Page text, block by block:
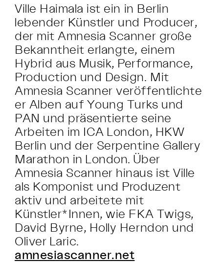
Ville Haimala ist ein in Berlin
lebender Künstler und Producer,
der mit Amnesia Scanner große
Bekanntheit erlangte, einem
Hybrid aus Musik, Performance,
Production und Design. Mit
Amnesia Scanner veröffentlichte
er Alben auf Young Turks und
PAN und präsentierte seine
Arbeiten im ICA London, HKW
Berlin und der Serpentine Gallery
Marathon in London. Über
Amnesia Scanner hinaus ist Ville
als Komponist und Produzent
aktiv und arbeitete mit
Künstler*Innen, wie FKA Twigs,
David Byrne, Holly Herndon und
Oliver Laric.
amnesiascanner.net